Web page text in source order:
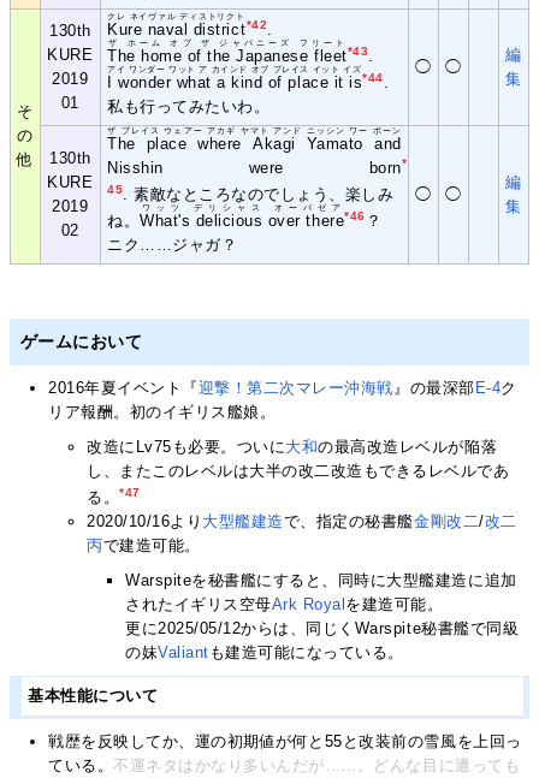
そ
の
他
130th
KURE
2019
01
Kure naval district
クレ ネイヴァル ディストリクト
*42
The home of the Japanese fleet
ザ ホーム オブ ザ ジャパニーズ フリート
*43
I wonder what a kind of place it is
アイ ワンダー ワット ア カインド オブ プレイス イット イズ
*44
私も行ってみたいわ。
◯ ◯
編
集
130th
KURE
2019
02
The place where Akagi Yamato and
Nisshin were born
ザ プレイス ウェアー アカギ ヤマト アンド ニッシン ワー ボーン
*
45
. 素敵なところなのでしょう、楽しみ
ね。What's delicious over there
ワッツ デリシャス オーバゼア
*46 ？
ニク……ジャガ？
◯ ◯
編
集
ゲームにおいて
2016年夏イベント『迎撃！第二次マレー沖海戦 』の最深部 E-4ク
リア報酬。初のイギリス艦娘。
改造にLv75も必要。ついに大和の最高改造レベルが陥落
し、またこのレベルは大半の改二改造もできるレベルであ
る。*47
2020/10/16より 大型艦建造で、指定の秘書艦金剛改二/改二
丙で建造可能。
Warspiteを秘書艦にすると、同時に大型艦建造に追加
されたイギリス空母Ark Royal を建造可能。
更に2025/05/12からは、同じくWarspite秘書艦で同級
の妹Valiant も建造可能になっている。
基本性能について
戦歴を反映してか、運の初期値が何と55と改装前の雪風を上回っ
ている。不運ネタはかなり多いんだが……。
どんな目に遭っても